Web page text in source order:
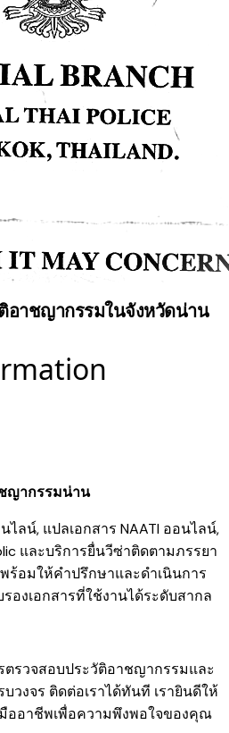
อาชญากรรมในจังหวัดน่าน
ญากรรมน่าน
ไลน์, แปลเอกสาร NAATI ออนไลน์,
และบริการยื่นวีซ่าติดตามภรรยา
อมให้คำปรึกษาและดำเนินการ
องเอกสารที่ใช้งานได้ระดับสากล
รวจสอบประวัติอาชญากรรมและ
งจร ติดต่อเราได้ทันที เรายินดีให้
ออาชีพเพื่อความพึงพอใจของคุณ